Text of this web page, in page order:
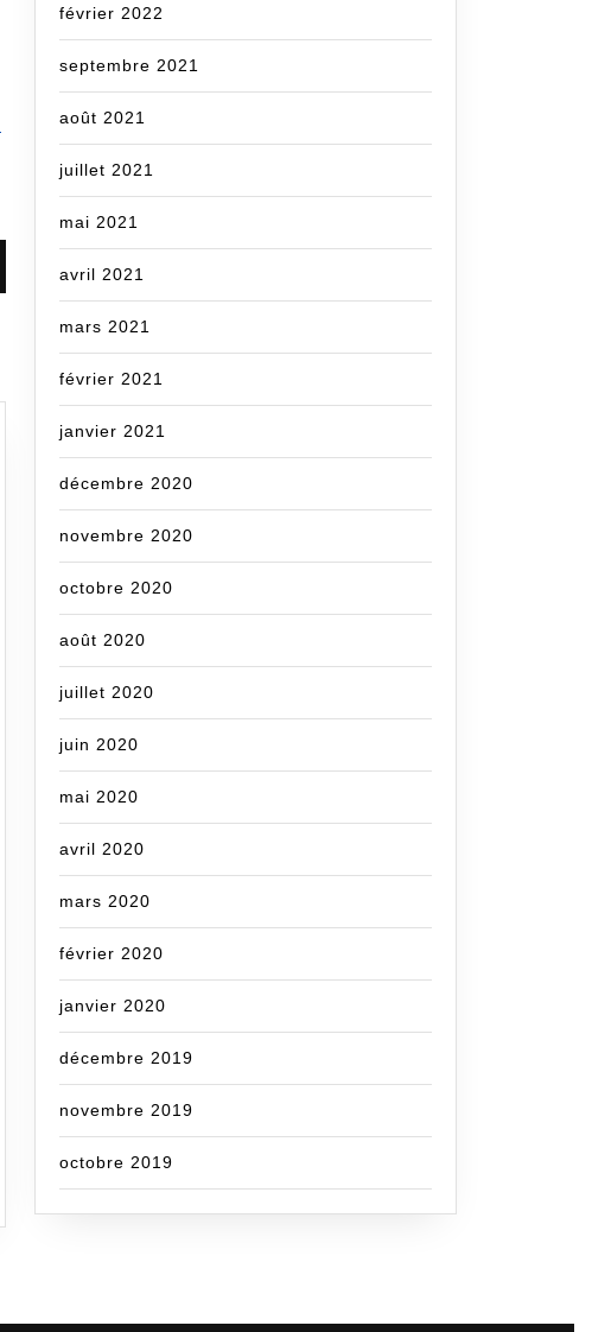
février 2022
septembre 2021
août 2021
juillet 2021
mai 2021
avril 2021
mars 2021
février 2021
janvier 2021
décembre 2020
novembre 2020
octobre 2020
août 2020
juillet 2020
juin 2020
mai 2020
avril 2020
mars 2020
février 2020
janvier 2020
décembre 2019
novembre 2019
octobre 2019